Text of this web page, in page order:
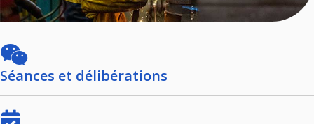
Séances et délibérations